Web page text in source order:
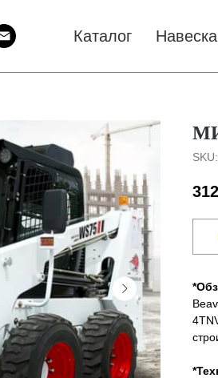
Каталог Навеска
SKU: